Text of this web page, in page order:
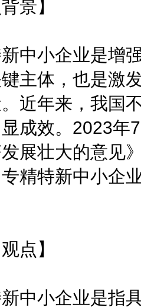
景】
小企业是增强
主体，也是激
近年来，我国
成效。2023年
展壮大的意见
精特新中小企
点】
小企业是指具